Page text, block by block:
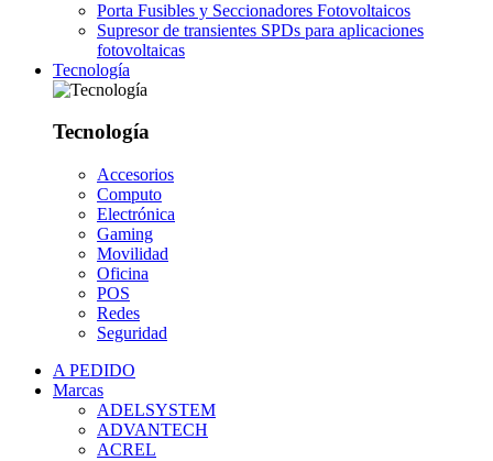
Porta Fusibles y Seccionadores Fotovoltaicos
Supresor de transientes SPDs para aplicaciones
fotovoltaicas
Tecnología
Tecnología
Accesorios
Computo
Electrónica
Gaming
Movilidad
Oficina
POS
Redes
Seguridad
A PEDIDO
Marcas
ADELSYSTEM
ADVANTECH
ACREL